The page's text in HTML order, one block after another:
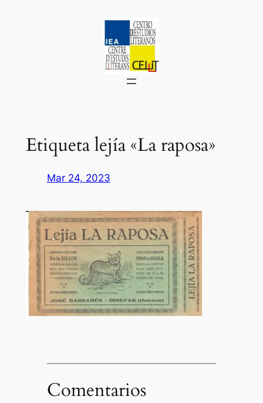
Etiqueta lejía «La raposa»
Mar 24, 2023
Comentarios